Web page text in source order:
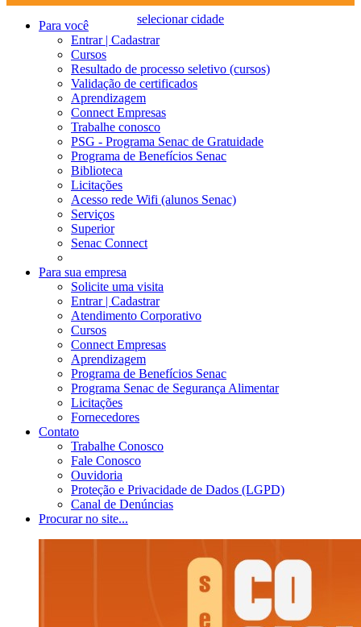
selecionar cidade
Para você
Entrar | Cadastrar
Cursos
Resultado de processo seletivo (cursos)
Validação de certificados
Aprendizagem
Connect Empresas
Trabalhe conosco
PSG - Programa Senac de Gratuidade
Programa de Benefícios Senac
Biblioteca
Licitações
Acesso rede Wifi (alunos Senac)
Serviços
Superior
Senac Connect
Para sua empresa
Solicite uma visita
Entrar | Cadastrar
Atendimento Corporativo
Cursos
Connect Empresas
Aprendizagem
Programa de Benefícios Senac
Programa Senac de Segurança Alimentar
Licitações
Fornecedores
Contato
Trabalhe Conosco
Fale Conosco
Ouvidoria
Proteção e Privacidade de Dados (LGPD)
Canal de Denúncias
Procurar no site...